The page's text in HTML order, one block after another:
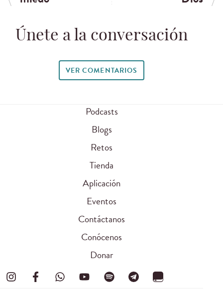
Únete a la conversación
VER COMENTARIOS
Podcasts
Blogs
Retos
Tienda
Aplicación
Eventos
Contáctanos
Conócenos
Donar